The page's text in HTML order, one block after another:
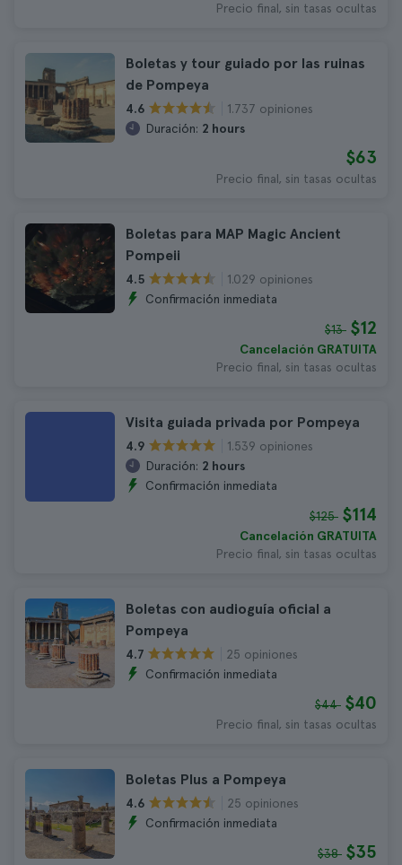
Precio final, sin tasas ocultas
Boletas y tour guiado por las ruinas
de Pompeya
4.6
1.737 opiniones
Duración: 2 hours
$63
Precio final, sin tasas ocultas
Boletas para MAP Magic Ancient
Pompeii
4.5
1.029 opiniones
Confirmación inmediata
$13 $12
Cancelación GRATUITA
Precio final, sin tasas ocultas
Visita guiada privada por Pompeya
4.9
1.539 opiniones
Duración: 2 hours
Confirmación inmediata
$125 $114
Cancelación GRATUITA
Precio final, sin tasas ocultas
Boletas con audioguía oficial a
Pompeya
4.7
25 opiniones
Confirmación inmediata
$44 $40
Precio final, sin tasas ocultas
Boletas Plus a Pompeya
4.6
25 opiniones
Confirmación inmediata
$38 $35